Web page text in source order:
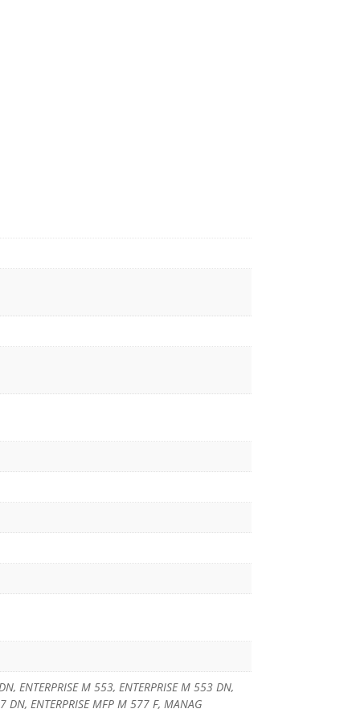
ENTERPRISE M 553, ENTERPRISE M 553 DN,
DN, ENTERPRISE MFP M 577 F, MANAG